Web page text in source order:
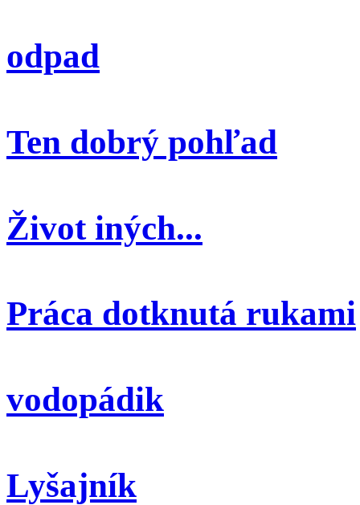
odpad
Ten dobrý pohľad
Život iných...
Práca dotknutá rukami
vodopádik
Lyšajník